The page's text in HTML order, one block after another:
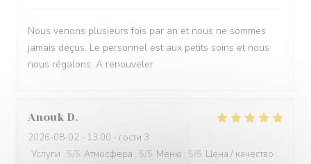
Nous venons plusieurs fois par an et nous ne sommes
jamais déçus. Le personnel est aux petits soins et nous
nous régalons. A renouveler
Anouk D
2026-08-02 - 13:00 - гости 3
Услуги : 5/5 Атмосфера : 5/5 Меню : 5/5 Цена / качество :